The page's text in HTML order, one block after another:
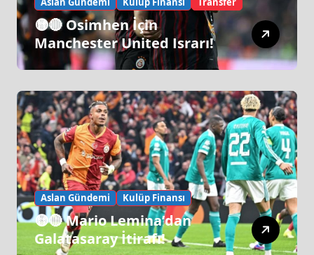
🟡🔴 Osimhen İçin
Manchester United Israrı!
Aslan Gündemi Kulüp Finansı
🟡🔴 Mario Lemina’dan
Galatasaray İtirafı!